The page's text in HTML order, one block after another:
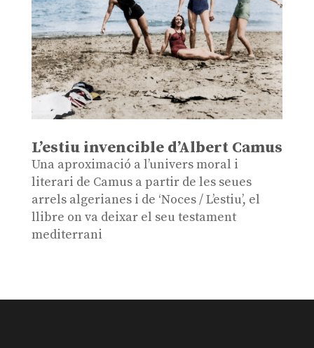
L’estiu invencible d’Albert Camus
Una aproximació a l’univers moral i
literari de Camus a partir de les seues
arrels algerianes i de ‘Noces / L’estiu’, el
llibre on va deixar el seu testament
mediterrani